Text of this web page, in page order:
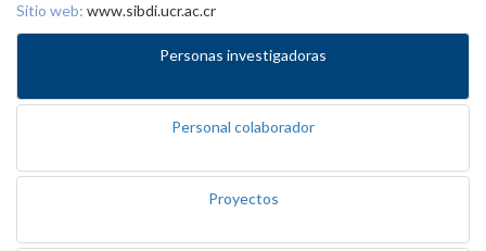
Sitio web: www.sibdi.ucr.ac.cr
Personas investigadoras
Personal colaborador
Proyectos